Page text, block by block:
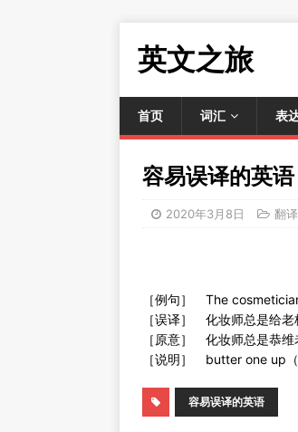
英文之旅
首页 词汇 表
容易误译的英
2020年3月8日 翻译
［例句］ The
［误译］ 化妆师总是给老
［原意］ 化妆师总是恭维
［说明］ butter one up（
容易误译的英语